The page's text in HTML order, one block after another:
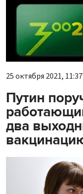
25 октября 2021, 11:37
Путин
два